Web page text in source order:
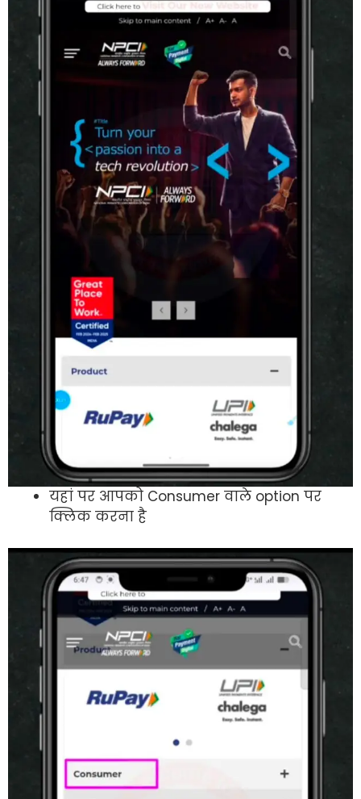
यहां पर आपको Consumer वाले option पर
क्लिक करना है